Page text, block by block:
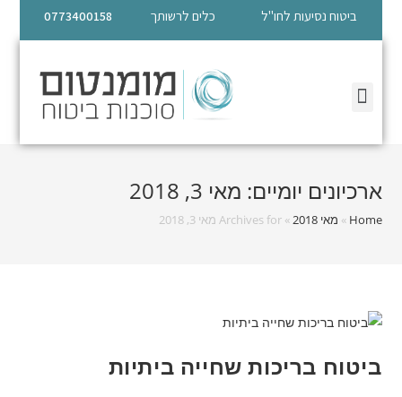
ביטוח נסיעות לחו"ל כלים לרשותך 0773400158
ארכיונים יומיים: מאי 3, 2018
Home
» מאי 2018 »Archives for מאי 3, 2018
ביטוח בריכות שחייה ביתיות